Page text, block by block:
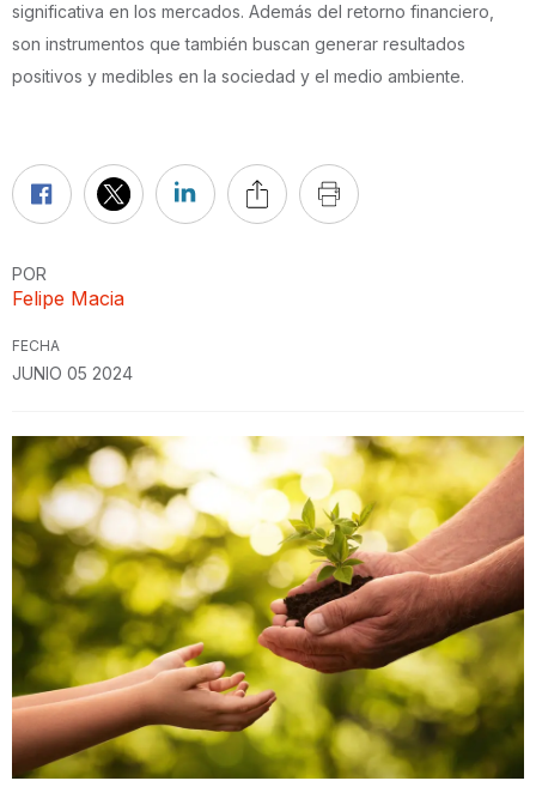
significativa en los mercados. Además del retorno financiero,
son instrumentos que también buscan generar resultados
positivos y medibles en la sociedad y el medio ambiente.
POR
Felipe Macia
FECHA
JUNIO 05 2024